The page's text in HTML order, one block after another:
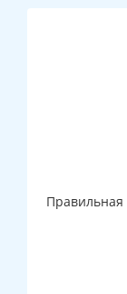
Правильная